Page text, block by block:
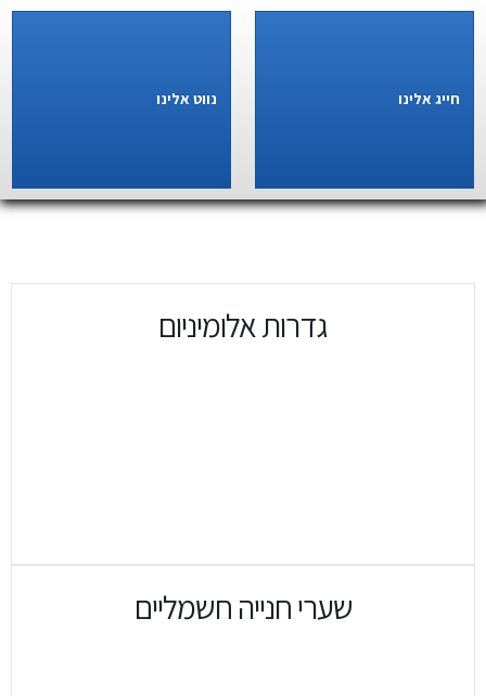
נווט אלינו חייג אלינו
גדרות אלומיניום
שערי חנייה חשמליים